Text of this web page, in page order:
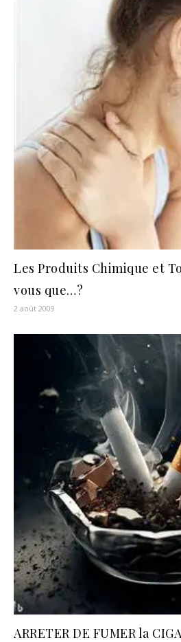
Les Produits Chimique et
vous que…?
2 août 2009
ARRETER DE FUMER la